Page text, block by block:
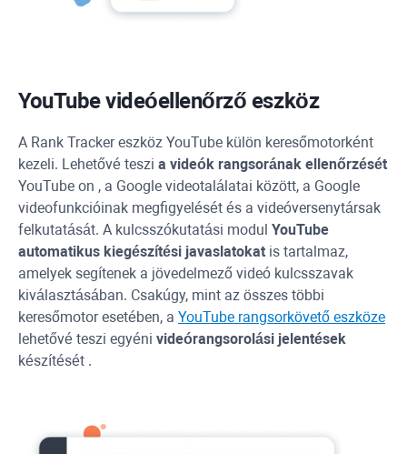
YouTubevideóellenőrző eszköz
A Rank Trackereszköz YouTube külön keresőmotorként
kezeli. Lehetővé teszi a videók rangsorának ellenőrzését
YouTube on , a Google videotalálatai között, a Google
videofunkcióinak megfigyelését és a videóversenytársak
felkutatását. A kulcsszókutatási modul YouTube
automatikus kiegészítési javaslatokat is tartalmaz,
amelyek segítenek a jövedelmező videó kulcsszavak
kiválasztásában. Csakúgy, mint az összes többi
keresőmotor esetében, a YouTube rangsorkövető eszköze
lehetővé teszi egyéni videórangsorolási jelentések
készítését .